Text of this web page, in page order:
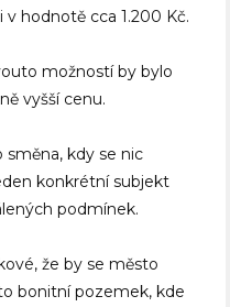
hodnotě cca 1.200 Kč.
možností by bylo
vyšší cenu.
směna, kdy se nic
konkrétní subjekt
podmínek.
že by se město
bonitní pozemek, kde